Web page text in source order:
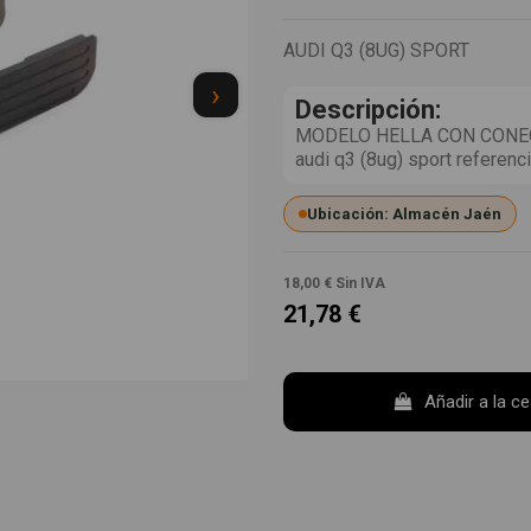
›
AUDI Q3 (8UG) SPORT
Descripción:
MODELO HELLA CON
audi q3 (8ug) sport
Ubicación: Almacén Jaén
18,00 € Sin IVA
21,78 €
Añadir a la